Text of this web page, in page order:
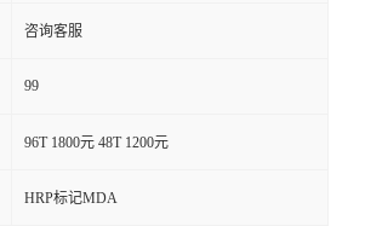
咨询客服
99
96T 1800元 48T 1200元
HRP标记MDA